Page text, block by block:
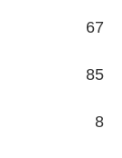
67
85
8